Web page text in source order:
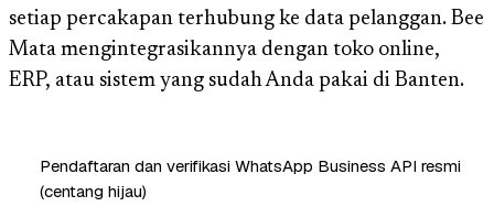
setiap percakapan terhubung ke data pelanggan. Bee
Mata mengintegrasikannya dengan toko online,
ERP, atau sistem yang sudah Anda pakai di Banten.
Pendaftaran dan verifikasi WhatsApp Business API resmi
(centang hijau)